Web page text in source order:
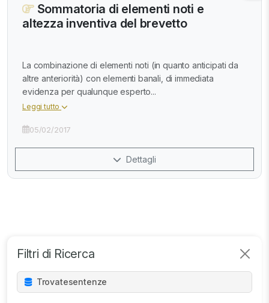
Filtri di Ricerca
Trovatesentenze
Sommatoria di elementi noti e
altezza inventiva del brevetto
La combinazione di elementi noti (in quanto anticipati da
altre anteriorità) con elementi banali, di immediata
evidenza per qualunque esperto...
Leggi tutto
05/02/2017
Dettagli